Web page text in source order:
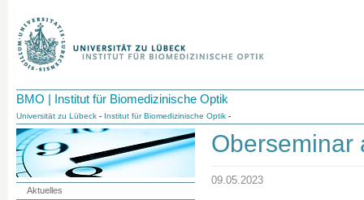
BMO | Institut für Biomedizinische Optik
Universität zu Lübeck - Institut für Biomedizinische Optik -
Oberseminar
09.05.2023
Aktuelles